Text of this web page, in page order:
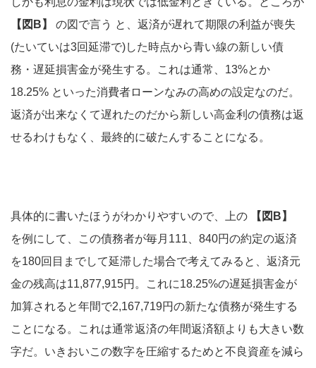
【図B】 の図で言う と、返済が遅れて期限の利益が喪失
(たいていは3回延滞で)した時点から青い線の新しい債
務・遅延損害金が発生する。これは通常、13%とか
18.25% といった消費者ローンなみの高めの設定なのだ。
返済が出来なくて遅れたのだから新しい高金利の債務は返
せるわけもなく、最終的に破たんすることになる。
具体的に書いたほうがわかりやすいので、上の
【図B】
を例にして、この債務者が毎月111、840円の約定の返済
を180回目までして延滞した場合で考えてみると、返済元
金の残高は11,877,915円。これに18.25%の遅延損害金が
加算されると年間で2,167,719円の新たな債務が発生する
ことになる。これは通常返済の年間返済額よりも大きい数
字だ。いきおいこの数字を圧縮するためと不良資産を減ら